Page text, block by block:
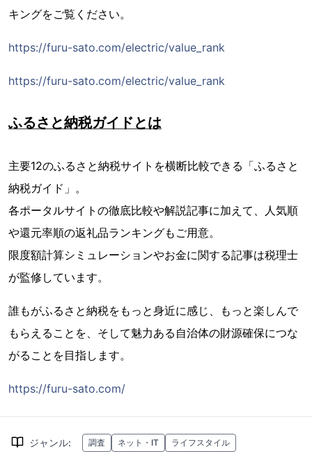
キングをご覧ください。
https://furu-sato.com/electric/value_rank
https://furu-sato.com/electric/value_rank
ふるさと納税ガイドとは
主要12のふるさと納税サイトを横断比較できる「ふるさと
納税ガイド」。
各ポータルサイトの徹底比較や解説記事に加えて、人気順
や還元率順の返礼品ランキングもご用意。
限度額計算シミュレーションやお金に関する記事は税理士
が監修しています。
誰もがふるさと納税をもっと身近に感じ、もっと楽しんで
もらえることを、そして魅力ある自治体の財源確保につな
がることを目指します。
https://furu-sato.com/
ジャンル: 調査 ネット・IT ライフスタイル